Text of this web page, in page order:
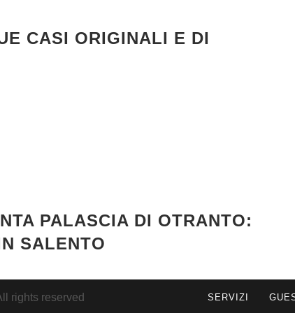
CASI ORIGINALI E DI
PALASCIA DI OTRANTO:
SALENTO
rights reserved SERVIZI